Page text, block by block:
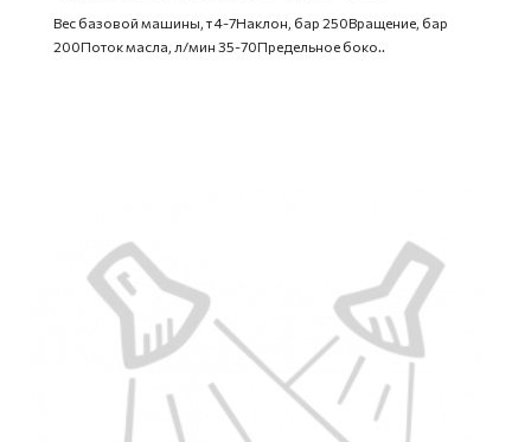
Вес базовой машины, т 4-7Наклон, бар 250Вращение, бар
200Поток масла, л/мин 35-70Предельное боко..